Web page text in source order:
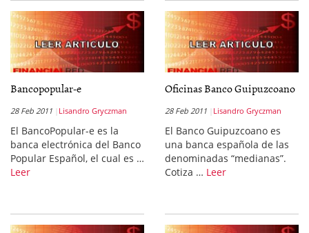
Bancopopular-e
28 Feb 2011 Lisandro Gryczman
El BancoPopular-e es la
banca electrónica del Banco
Popular Español, el cual es …
Leer
Oficinas Banco Guipuzcoano
28 Feb 2011 Lisandro Gryczman
El Banco Guipuzcoano es
una banca española de las
denominadas “medianas”.
Cotiza … Leer